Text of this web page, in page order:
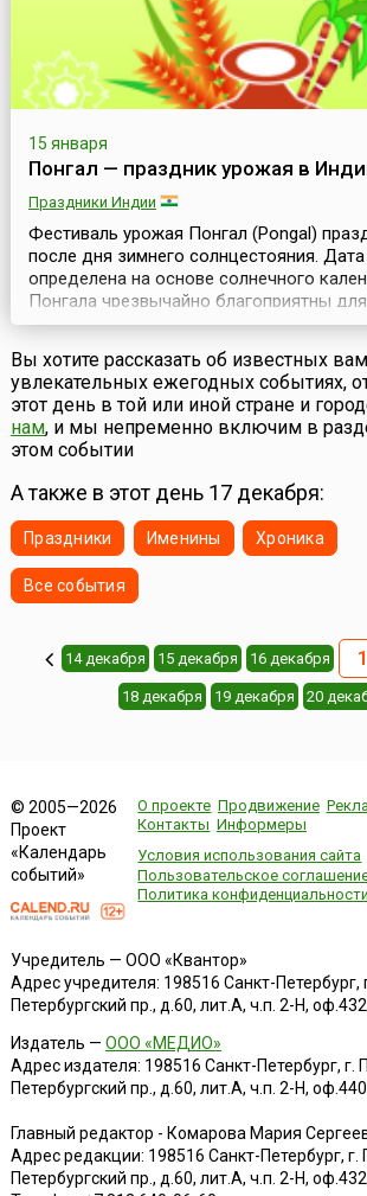
15 января
Понгал — праздник урожая в
Праздники Индии
Фестиваль урожая Понгал (Pongal)
после дня зимнего солнцестояния.
определена на основе солнечного
Понгала чрезвычайно благоприятны
астрономически важны — ежегодно в
января солнце начинает свое
путешествие на север (Uttarayana),
Козерога.Это небесное событие и
...
Вы хотите рассказать об известных
увлекательных ежегодных событиях,
этот день в той или иной стране и
нам, и мы непременно включим в
этом событии
А также в этот день 17 декабря:
Праздники Именины Хроника
Все события
14 декабря 15 декабря 16 декабря
18 декабря 19 декабря 20
© 2005—2026
Проект
«Календарь
событий»
О проекте Продвижение
Контакты Информеры
Условия использования сайта
Пользовательское
Политика конфиденциальности
Учредитель — ООО «Квантор»
Адрес учредителя: 198516 Санкт-Петербург,
Петербургский пр., д.60, лит.А, ч.п. 2-Н,
Издатель — ООО «МЕДИО»
Адрес издателя: 198516 Санкт-Петербург, г.
Петербургский пр., д.60, лит.А, ч.п. 2-Н, оф.440
Главный редактор - Комарова Мария
Адрес редакции: 198516 Санкт-Петербург, г.
Петербургский пр., д.60, лит.А, ч.п. 2-Н,